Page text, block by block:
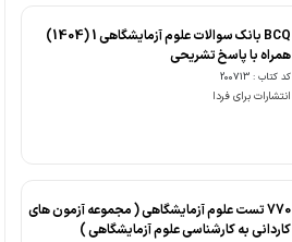
BCQ بانک سوالات علوم آزمایشگاهی 1 (1404)
همراه با پاسخ تشریحی
کد کتاب : 200713
انتشارات برای فردا
770 تست علوم آزمایشگاهی ( مجموعه آزمون های
کاردانی به کارشناسی علوم آزمایشگاهی )